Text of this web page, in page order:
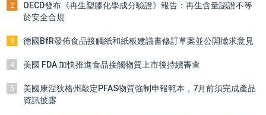
2
OECD發布《再生塑膠化學成分驗證》報告：再生含量認證不等
於安全合規
3 德國BfR發佈食品接觸紙和紙板建議書修訂草案並公開徵求意見
4 美國 FDA 加快推進食品接觸物質上市後持續審查
5
美國康涅狄格州敲定PFAS物質強制申報範本，7月前須完成產品
資訊披露